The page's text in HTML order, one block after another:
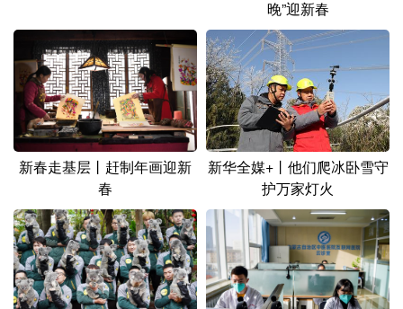
Русский язык 日本語 한국어
Deutsch Português
晚”迎新春
新春走基层丨赶制年画迎新
春
新华全媒+丨他们爬冰卧雪守
护万家灯火